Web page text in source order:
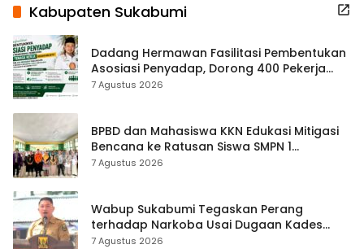
Kabupaten Sukabumi
Dadang Hermawan Fasilitasi Pembentukan
Asosiasi Penyadap, Dorong 400 Pekerja
Dapat Perlindungan BPJS
7 Agustus 2026
BPBD dan Mahasiswa KKN Edukasi Mitigasi
Bencana ke Ratusan Siswa SMPN 1
Simpenan
7 Agustus 2026
Wabup Sukabumi Tegaskan Perang
terhadap Narkoba Usai Dugaan Kades
Terlibat
7 Agustus 2026